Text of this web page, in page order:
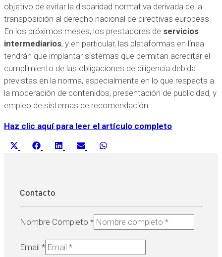
objetivo de evitar la disparidad normativa derivada de la
transposición al derecho nacional de directivas europeas.
En los próximos meses, los prestadores de servicios
intermediarios, y en particular, las plataformas en línea
tendrán que implantar sistemas que permitan acreditar el
cumplimiento de las obligaciones de diligencia debida
previstas en la norma, especialmente en lo que respecta a
la moderación de contenidos, presentación de publicidad, y
empleo de sistemas de recomendación.
Haz clic aquí para leer el artículo completo
CompartirCompartir
FacebookCompartir
LinkedInCompartir
Email
Contacto
Nombre Completo *
Email *